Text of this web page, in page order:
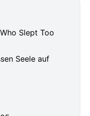
Slept Too
Seele auf